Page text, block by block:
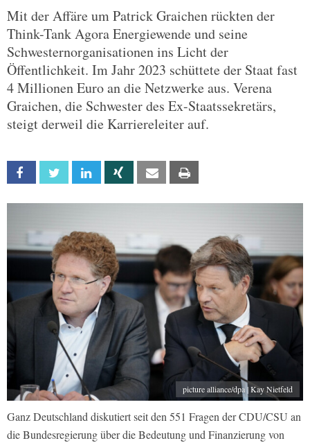
Mit der Affäre um Patrick Graichen rückten der
Think-Tank Agora Energiewende und seine
Schwesternorganisationen ins Licht der
Öffentlichkeit. Im Jahr 2023 schüttete der Staat fast
4 Millionen Euro an die Netzwerke aus. Verena
Graichen, die Schwester des Ex-Staatssekretärs,
steigt derweil die Karriereleiter auf.
Facebook Twitter Linkedin Xing Email
picture alliance/dpa | Kay Nietfeld
Ganz Deutschland diskutiert seit den 551 Fragen der CDU/CSU an
die Bundesregierung über die Bedeutung und Finanzierung von